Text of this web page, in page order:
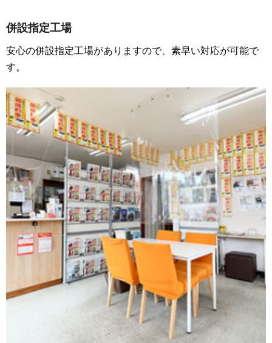
併設指定工場
安心の併設指定工場がありますので、素早い対応が可能で
す。